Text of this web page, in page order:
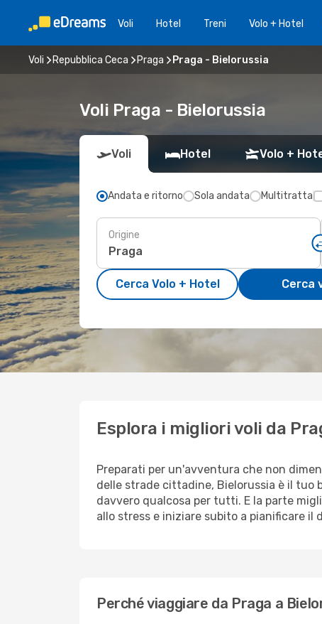
Voli Hotel Treni Volo + Hotel
Voli Repubblica Ceca Praga Praga - Bielorussia
Voli Praga - Bielorussia
Voli Hotel Volo +
Andata e ritorno Sola andata Multitratta
Origine
Cerca Volo + Hotel Cerca
Esplora i migliori voli da
Preparati per un'avventura che non
delle strade cittadine, Bielorussia è il tuo
davvero qualcosa per tutti. E la parte
allo stress e iniziare subito a pianificare
Perché viaggiare da Praga a